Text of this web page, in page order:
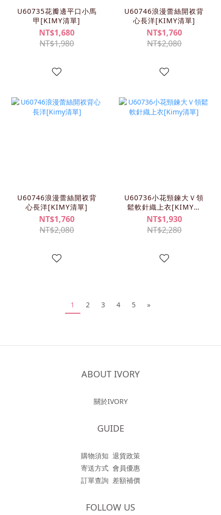
U60735花瓣邊平口小馬
甲[KIMY清單]
NT$1,680
NT$1,980
U60746浪漫蕾絲開衩背
心長洋[KIMY清單]
NT$1,760
NT$2,080
U60746浪漫蕾絲開衩背
心長洋[KIMY清單]
NT$1,760
NT$2,080
U60736小花頸鍊大Ｖ領
鬆軟針織上衣[KIMY清
單]
NT$1,930
NT$2,280
1 2 3 4 5 »
ABOUT IVORY
關於IVORY
GUIDE
購物須知 退貨政策
寄送方式 會員優惠
訂單查詢 差額補價
FOLLOW US